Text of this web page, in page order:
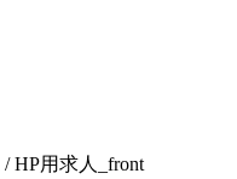
/ HP用求人_front